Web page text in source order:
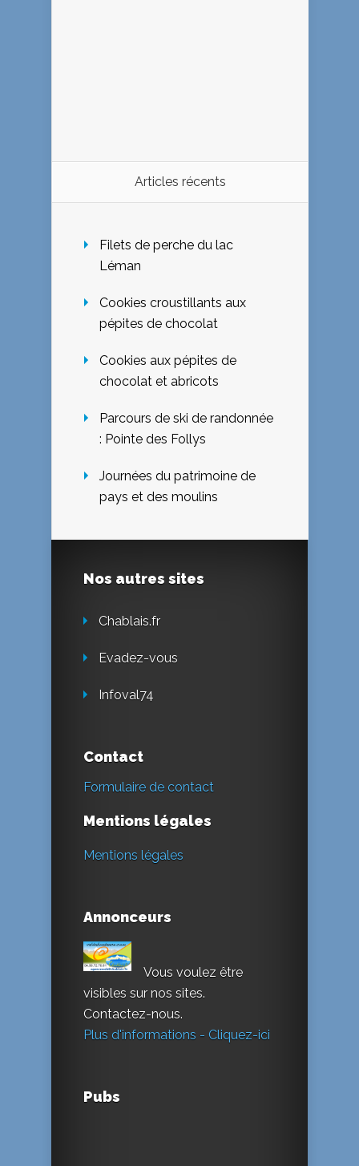
Articles récents
Filets de perche du lac
Léman
Cookies croustillants aux
pépites de chocolat
Cookies aux pépites de
chocolat et abricots
Parcours de ski de randonnée
: Pointe des Follys
Journées du patrimoine de
pays et des moulins
Nos autres sites
Chablais.fr
Evadez-vous
Infoval74
Contact
Formulaire de contact
Mentions légales
Mentions légales
Annonceurs
Vous voulez être
visibles sur nos sites.
Contactez-nous.
Plus d'informations - Cliquez-ici
Pubs